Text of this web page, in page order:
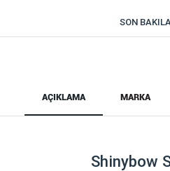
SON
AÇIKLAMA MARKA
Shinybow